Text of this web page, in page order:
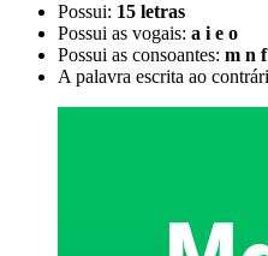
Possui: 15 letras
Possui as vogais: a i e o
Possui as consoantes: m n
A palavra escrita ao